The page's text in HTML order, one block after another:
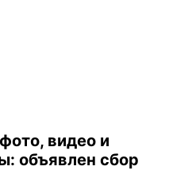
видео и
объявлен сбор